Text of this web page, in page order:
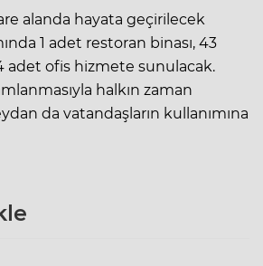
alanda hayata geçirilecek
1 adet restoran binası, 43
adet ofis hizmete sunulacak.
halkın zaman
da vatandaşların kullanımına